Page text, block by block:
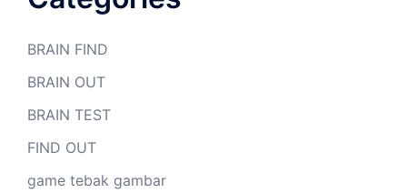
BRAIN FIND
BRAIN OUT
BRAIN TEST
FIND OUT
game tebak gambar